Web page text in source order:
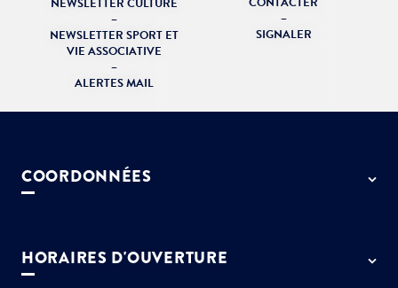
NEWSLETTER CULTURE
–
NEWSLETTER SPORT ET
VIE ASSOCIATIVE
–
ALERTES MAIL
–
SIGNALER
COORDONNÉES
01 64 13 55 55
HORAIRES D'OUVERTURE